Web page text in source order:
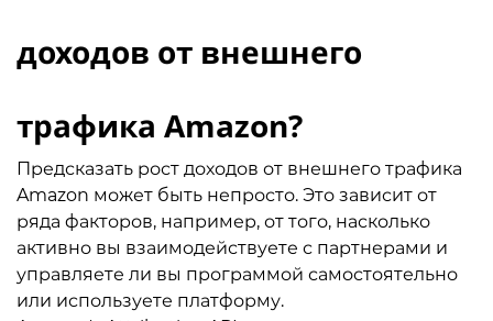
доходов от внешнего
трафика Amazon?
Предсказать рост доходов от внешнего трафика
Amazon может быть непросто. Это зависит от
ряда факторов, например, от того, насколько
активно вы взаимодействуете с партнерами и
управляете ли вы программой самостоятельно
или используете платформу.